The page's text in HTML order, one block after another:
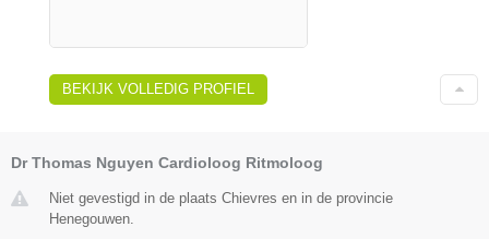
BEKIJK VOLLEDIG PROFIEL
Dr Thomas Nguyen Cardioloog Ritmoloog
Niet gevestigd in de plaats Chievres en in de provincie
Henegouwen.